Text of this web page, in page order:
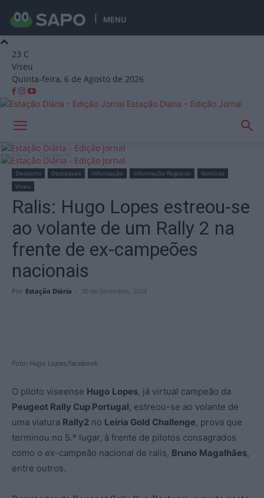
MENU
23 C
Viseu
Quinta-feira, 6 de Agosto de 2026
Estação Diária – Edição Jornal
Início Desporto
Desporto Destaques Informação Informação Regional
Notícias
Viseu
Ralis: Hugo Lopes estreou-se
ao volante de um Rally 2 na
frente de ex-campeões
nacionais
Por Estação Diária - 30 de Setembro, 2024
Foto: Hugo Lopes/facebook
O piloto viseense Hugo Lopes, já virtual campeão da
Peugeot Rally Cup Portugal, estreou-se ao volante de
uma viatura Rally2 no Leiria Gold Challenge, prova que
terminou no 5.º lugar, à frente de pilotos consagrados
como o ex-campeão nacional de ralis, Bruno Magalhães,
entre outros.